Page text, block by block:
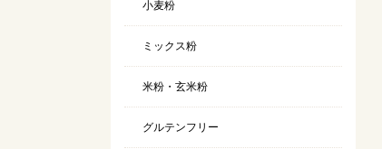
小麦粉
ミックス粉
米粉・玄米粉
グルテンフリー